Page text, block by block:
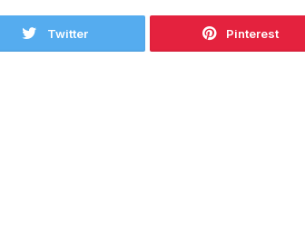
Twitter Pinterest